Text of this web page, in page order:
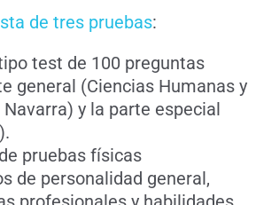
de tres pruebas:
test de 100 preguntas
general (Ciencias Humanas y
y la parte especial
pruebas físicas
de personalidad general,